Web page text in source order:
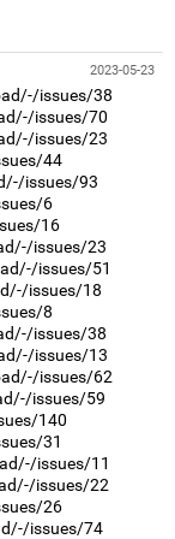
2023-05-23
issues/38
issues/70
issues/23
44
issues/93
6
16
issues/23
issues/51
issues/18
8
issues/38
issues/13
issues/62
issues/59
140
31
issues/11
issues/22
26
issues/74